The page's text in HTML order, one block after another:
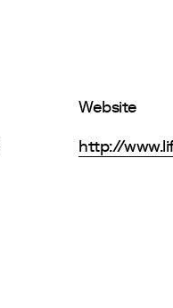
Website
http://